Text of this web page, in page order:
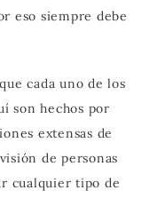
eso siempre debe
cada uno de los
son hechos por
extensas de
de personas
cualquier tipo de